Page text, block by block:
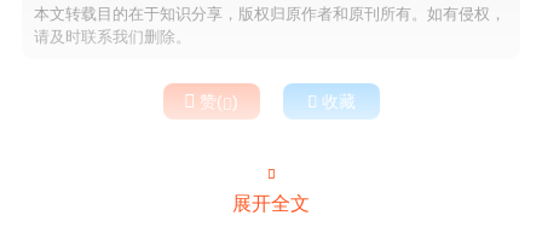
本文转载目的在于知识分享，版权归原作者和原刊所有。如有侵权，
请及时联系我们删除。
 赞()  收藏

展开全文